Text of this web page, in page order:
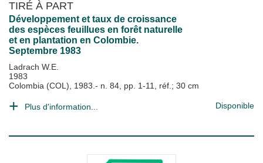
TIRÉ À PART
Développement et taux de croissance
des espèces feuillues en forêt naturelle
et en plantation en Colombie.
Septembre 1983
Ladrach W.E.
1983
Colombia (COL), 1983.- n. 84, pp. 1-11, réf.; 30 cm
Plus d'information... Disponible